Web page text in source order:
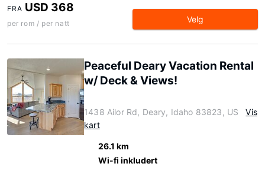
FRA USD 368
per rom / per natt Velg
Peaceful Deary Vacation Rental
w/ Deck & Views!
1438 Ailor Rd, Deary, Idaho 83823, US
Vis
kart
26.1 km
Wi-fi inkludert